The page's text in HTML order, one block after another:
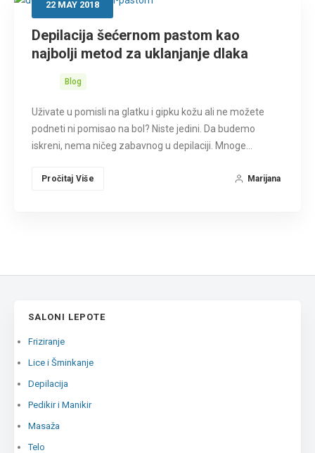
22 MAY 2018
Depilacija šećernom pastom kao
najbolji metod za uklanjanje dlaka
Blog
Uživate u pomisli na glatku i gipku kožu ali ne možete
podneti ni pomisao na bol? Niste jedini. Da budemo
iskreni, nema ničeg zabavnog u depilaciji. Mnoge…
Pročitaj Više Marijana
SALONI LEPOTE
Friziranje
Lice i Šminkanje
Depilacija
Pedikir i Manikir
Masaža
Telo